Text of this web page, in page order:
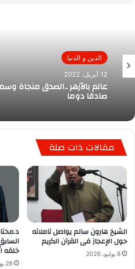
الدين و الدنيا
12 أبريل، 2022
عالم بالأزهر ..الصدق منجاة
صادقا دوما
مقالات ذات صلة
الشيخ هارون سالم يواصل تاملاته
حول الإعجاز فى القرآن الكريم
8 يوليو، 2026 خلقه
28 يونيو، 2026